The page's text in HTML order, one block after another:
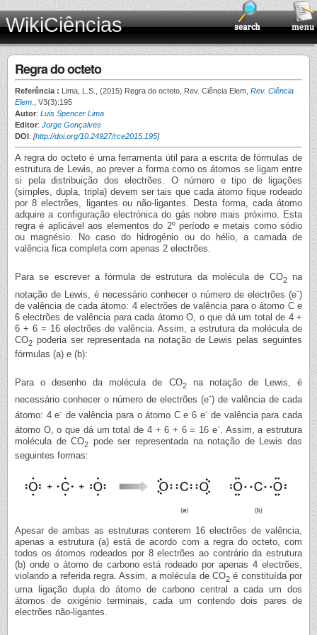
WikiCiências
Regra do octeto
Referência : Lima, L.S., (2015) Regra do octeto, Rev. Ciência Elem, Rev. Ciência
Elem.
, V3(3):195
Autor: Luis Spencer Lima
Editor: Jorge Gonçalves
DOI: [http://doi.org/10.24927/rce2015.195]
A regra do octeto é uma ferramenta útil para a escrita de fórmulas de
estrutura de Lewis, ao prever a forma como os átomos se ligam entre
si pela distribuição dos electrões. O número e tipo de ligações
(simples, dupla, tripla) devem ser tais que cada átomo fique rodeado
por 8 electrões, ligantes ou não-ligantes. Desta forma, cada átomo
adquire a configuração electrónica do gás nobre mais próximo. Esta
regra é aplicável aos elementos do 2º período e metais como sódio
ou magnésio. No caso do hidrogénio ou do hélio, a camada de
valência fica completa com apenas 2 electrões.
Para se escrever a fórmula de estrutura da molécula de CO2na
notação de Lewis, é necessário conhecer o número de electrões (e-)
de valência de cada átomo: 4 electrões de valência para o átomo C e
6 electrões de valência para cada átomo O, o que dá um total de 4 +
6 + 6 = 16 electrões de valência. Assim, a estrutura da molécula de
CO2 poderia ser representada na notação de Lewis pelas seguintes
fórmulas (a) e (b):
Para o desenho da molécula de CO2na notação de Lewis, é
necessário conhecer o número de electrões (e-) de valência de cada
átomo: 4 e- de valência para o átomo C e 6 e-de valência para cada
átomo O, o que dá um total de 4 + 6 + 6 = 16 e-. Assim, a estrutura
molécula de CO2 pode ser representada na notação de Lewis das
seguintes formas:
Apesar de ambas as estruturas conterem 16 electrões de valência,
apenas a estrutura (a) está de acordo com a regra do octeto, com
todos os átomos rodeados por 8 electrões ao contrário da estrutura
(b) onde o átomo de carbono está rodeado por apenas 4 electrões,
violando a referida regra. Assim, a molécula de CO2é constituída por
uma ligação dupla do átomo de carbono central a cada um dos
átomos de oxigénio terminais, cada um contendo dois pares de
electrões não-ligantes.